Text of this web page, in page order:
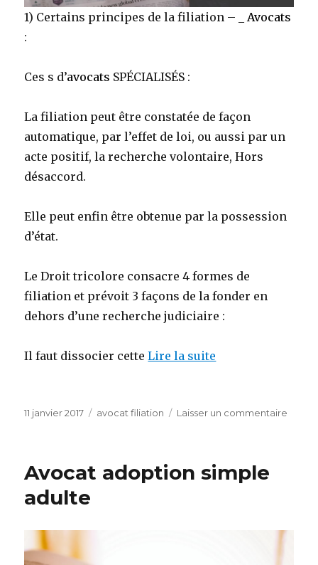
1) Certains principes de la filiation – _Avocats
:
Ces s d’avocats SPÉCIALISÉS :
La filiation peut être constatée de façon
automatique, par l’effet de loi, ou aussi par un
acte positif, la recherche volontaire, Hors
désaccord.
Elle peut enfin être obtenue par la possession
d’état.
Le Droit tricolore consacre 4 formes de
filiation et prévoit 3 façons de la fonder en
dehors d’une recherche judiciaire :
Il faut dissocier cetteLire la suite
Publié
11 janvier 2017 Catégories
avocat filiation Laisser un commentaire
Avocat adoption simple
adulte